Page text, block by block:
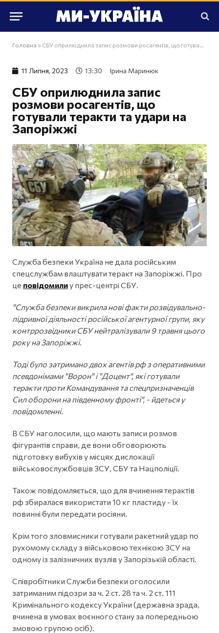
Головна » СБУ оприлюднила запис розмови росагентів, що готували теракти та удари на Запоріжжі
11 Липня, 2023 13:30 Ірина Маринюк
СБУ оприлюднила запис
розмови росагентів, що
готували теракти та удари на
Запоріжжі
Служба безпеки Україна не дала російським
спецслужбам влаштувати теракт на Запоріжжі. Про
це повідомилиу прес-центрі СБУ.
"Служба безпеки викрила нові факти розвідувально-
підривної діяльності російської агентурної групи, яку
контррозвідники СБУ нейтралізували 9 травня цього
року на Запоріжжі.
Тоді було затримано двох агентів рф з оперативними
псевдонімами "Ворон" і "Доцент", які готували
теракти проти Командування та спецпризначенців
Сил оборони на південному фронті", - йдеться у
повідомленні.
В СБУ наголосили, що мають записи розмов
фігурантів справи, де вони обговорюють
підготовку вибухів у місцях дислокації
військовослужбовців ЗСУ, СБУ та Нацполіції.
Також повідомляється, що для вчинення терактів
рф збиралася використати 10 кг пластиду - їх
повинні були передати росіяни.
Крім того зловмисники готували ракетний удар по
рухомому складу з військовою технікою ЗСУ на
одному із залізничних вузлів у Запорізькій області.
Співробітники Служби безпеки оголосили
затриманим підозри за ч. 2 ст. 28 та ч. 2 ст. 111
Кримінального кодексу України (державна зрада,
вчинена в умовах воєнного стану за попередньою
змовою групою осіб).